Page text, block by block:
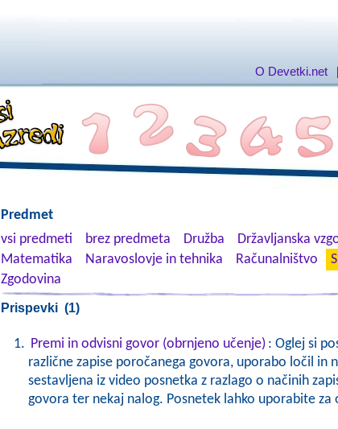
O Devetki.net |
Predmet
vsi predmeti
brez predmeta Družba Državljanska
Matematika
Naravoslovje in tehnika Računalništvo
Zgodovina
Prispevki (1)
Premi in odvisni govor (obrnjeno učenje) : Oglej si
različne zapise poročanega govora, uporabo ločil in
sestavljena iz video posnetka z razlago o načinih
govora ter nekaj nalog. Posnetek lahko uporabite za